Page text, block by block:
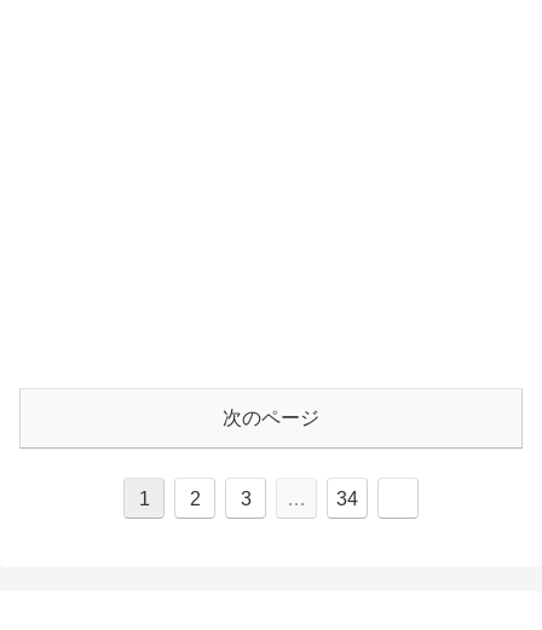
次のページ
1 2 3 … 34